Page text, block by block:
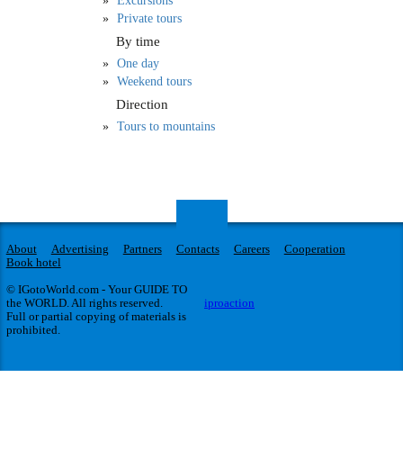
Private tours
By time
One day
Weekend tours
Direction
Tours to mountains
About Advertising Partners Contacts Careers
Cooperation
Book hotel
© IGotoWorld.com - Your GUIDE TO
the WORLD. All rights reserved.
Full or partial copying of materials is
prohibited.
iproaction